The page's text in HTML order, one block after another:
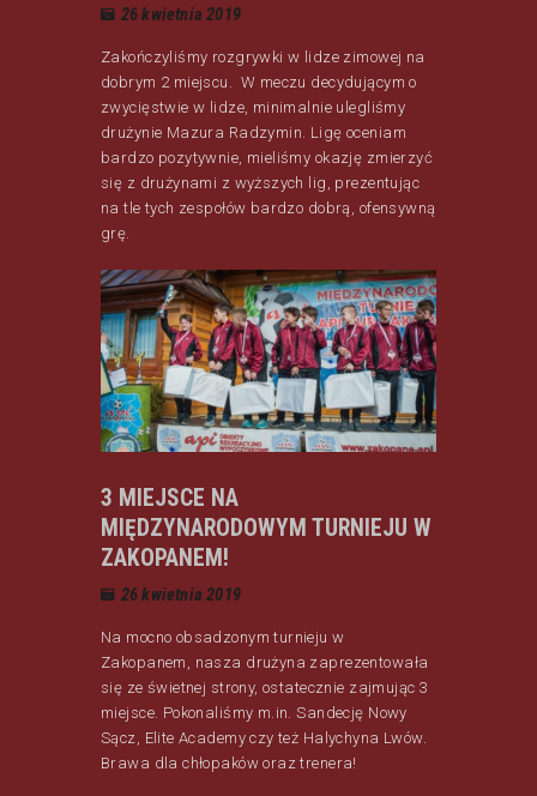
26 kwietnia 2019
Zakończyliśmy rozgrywki w lidze zimowej na
dobrym 2 miejscu. W meczu decydującym o
zwycięstwie w lidze, minimalnie ulegliśmy
drużynie Mazura Radzymin. Ligę oceniam
bardzo pozytywnie, mieliśmy okazję zmierzyć
się z drużynami z wyższych lig, prezentując
na tle tych zespołów bardzo dobrą, ofensywną
grę.
3 MIEJSCE NA
MIĘDZYNARODOWYM TURNIEJU W
ZAKOPANEM!
26 kwietnia 2019
Na mocno obsadzonym turnieju w
Zakopanem, nasza drużyna zaprezentowała
się ze świetnej strony, ostatecznie zajmując 3
miejsce. Pokonaliśmy m.in. Sandecję Nowy
Sącz, Elite Academy czy też Halychyna Lwów.
Brawa dla chłopaków oraz trenera!